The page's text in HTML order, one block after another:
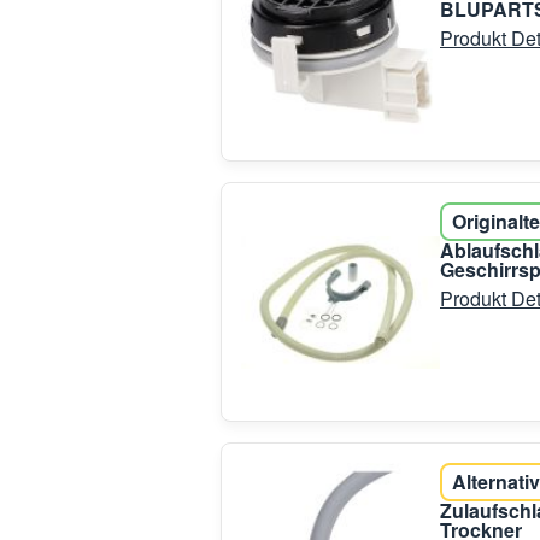
Produkt
Produkt
Trockner